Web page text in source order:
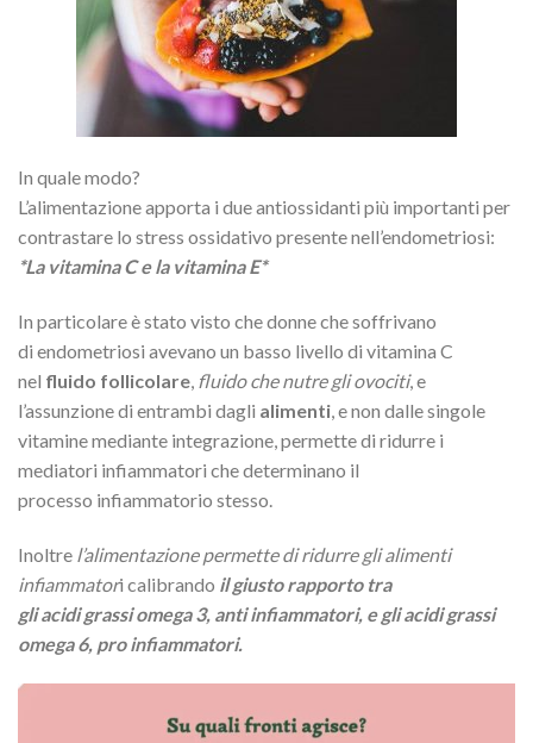
In quale modo?
L’alimentazione apporta i due antiossidanti più importanti per
contrastare lo stress ossidativo presente nell’endometriosi:
*La vitamina C e la vitamina E*
In particolare è stato visto che donne che soffrivano
di endometriosi avevano un basso livello di vitamina C
nel fluido follicolare, fluido che nutre gli ovociti, e
l’assunzione di entrambi dagli alimenti, e non dalle singole
vitamine mediante integrazione, permette di ridurre i
mediatori infiammatori che determinano il
processo infiammatorio stesso.
Inoltre l’alimentazione permette di ridurre gli alimenti
infiammatori calibrando il giusto rapporto tra
gli acidi grassi omega 3, anti infiammatori, e gli acidi grassi
omega 6, pro infiammatori.